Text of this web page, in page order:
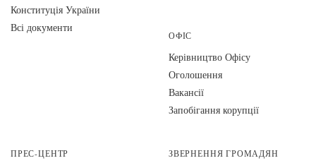
Конституція України
Всі документи
ОФІС
Керівництво Офісу
Оголошення
Вакансії
Запобігання корупції
ПРЕС-ЦЕНТР ЗВЕРНЕННЯ ГРОМАДЯН